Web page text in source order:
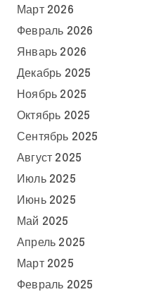
Март 2026
Февраль 2026
Январь 2026
Декабрь 2025
Ноябрь 2025
Октябрь 2025
Сентябрь 2025
Август 2025
Июль 2025
Июнь 2025
Май 2025
Апрель 2025
Март 2025
Февраль 2025